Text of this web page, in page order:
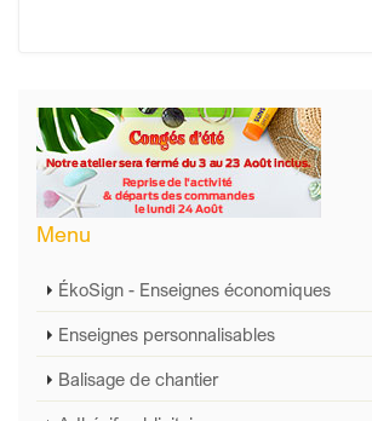
Menu
ÉkoSign - Enseignes économiques
Enseignes personnalisables
Balisage de chantier